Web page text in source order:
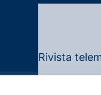
Rivista